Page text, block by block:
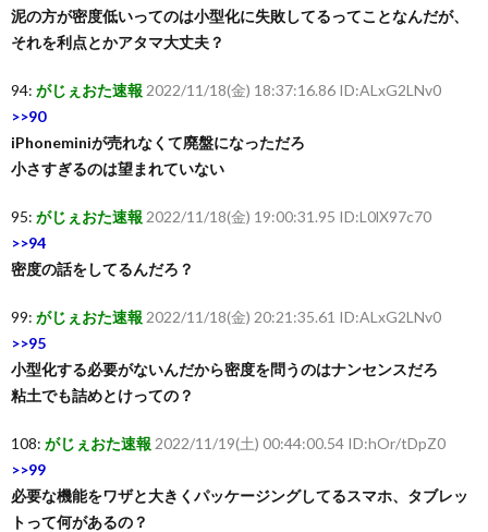
泥の方が密度低いってのは小型化に失敗してるってことなんだが、
それを利点とかアタマ大丈夫？
94: がじぇおた速報 2022/11/18(金) 18:37:16.86 ID:ALxG2LNv0
>>90
iPhoneminiが売れなくて廃盤になっただろ
小さすぎるのは望まれていない
95: がじぇおた速報 2022/11/18(金) 19:00:31.95 ID:L0lX97c70
>>94
密度の話をしてるんだろ？
99: がじぇおた速報 2022/11/18(金) 20:21:35.61 ID:ALxG2LNv0
>>95
小型化する必要がないんだから密度を問うのはナンセンスだろ
粘土でも詰めとけっての？
108: がじぇおた速報 2022/11/19(土) 00:44:00.54 ID:hOr/tDpZ0
>>99
必要な機能をワザと大きくパッケージングしてるスマホ、タブレッ
トって何があるの？